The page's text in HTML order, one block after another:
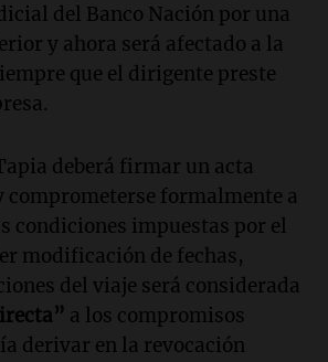
del Banco Nación por una
y ahora será afectado a la
que el dirigente preste
deberá firmar un acta
formalmente a
condiciones impuestas por el
modificación de fechas,
del viaje será considerada
a los compromisos
derivar en la revocación